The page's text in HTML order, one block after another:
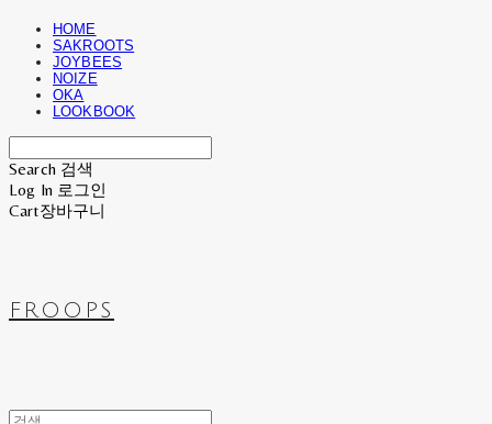
HOME
SAKROOTS
JOYBEES
NOIZE
OKA
LOOKBOOK
Search 검색
Log In 로그인
Cart장바구니
FROOPS